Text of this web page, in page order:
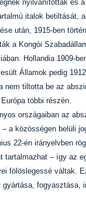
nyilvánították és
italok betiltását,
után, 1915-ben
a Kongói
Hollandia 1909-
Államok pedig
nem tiltotta be az
többi részén.
országaiban az
a közösségen belüli
22-én irányelvben
tartalmazhat – így az
fölöslegessé váltak.
fogyasztása,